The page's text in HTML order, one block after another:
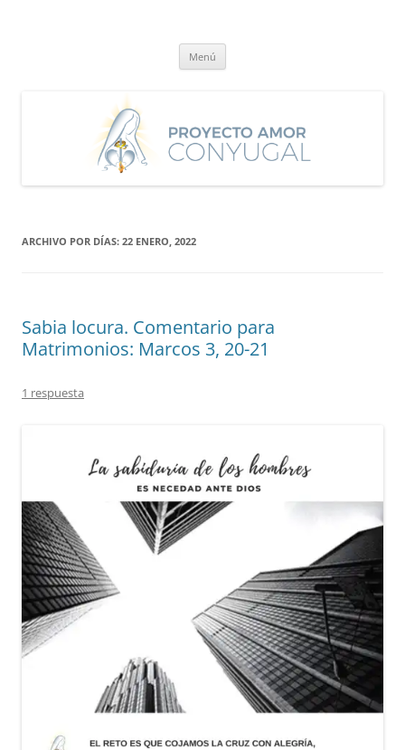
Menú
ARCHIVO POR DÍAS: 22 ENERO, 2022
Sabia locura. Comentario para
Matrimonios: Marcos 3, 20-21
1 respuesta